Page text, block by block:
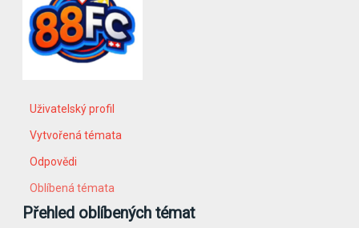
Uživatelský profil
Vytvořená témata
Odpovědi
Oblíbená témata
Přehled oblíbených témat